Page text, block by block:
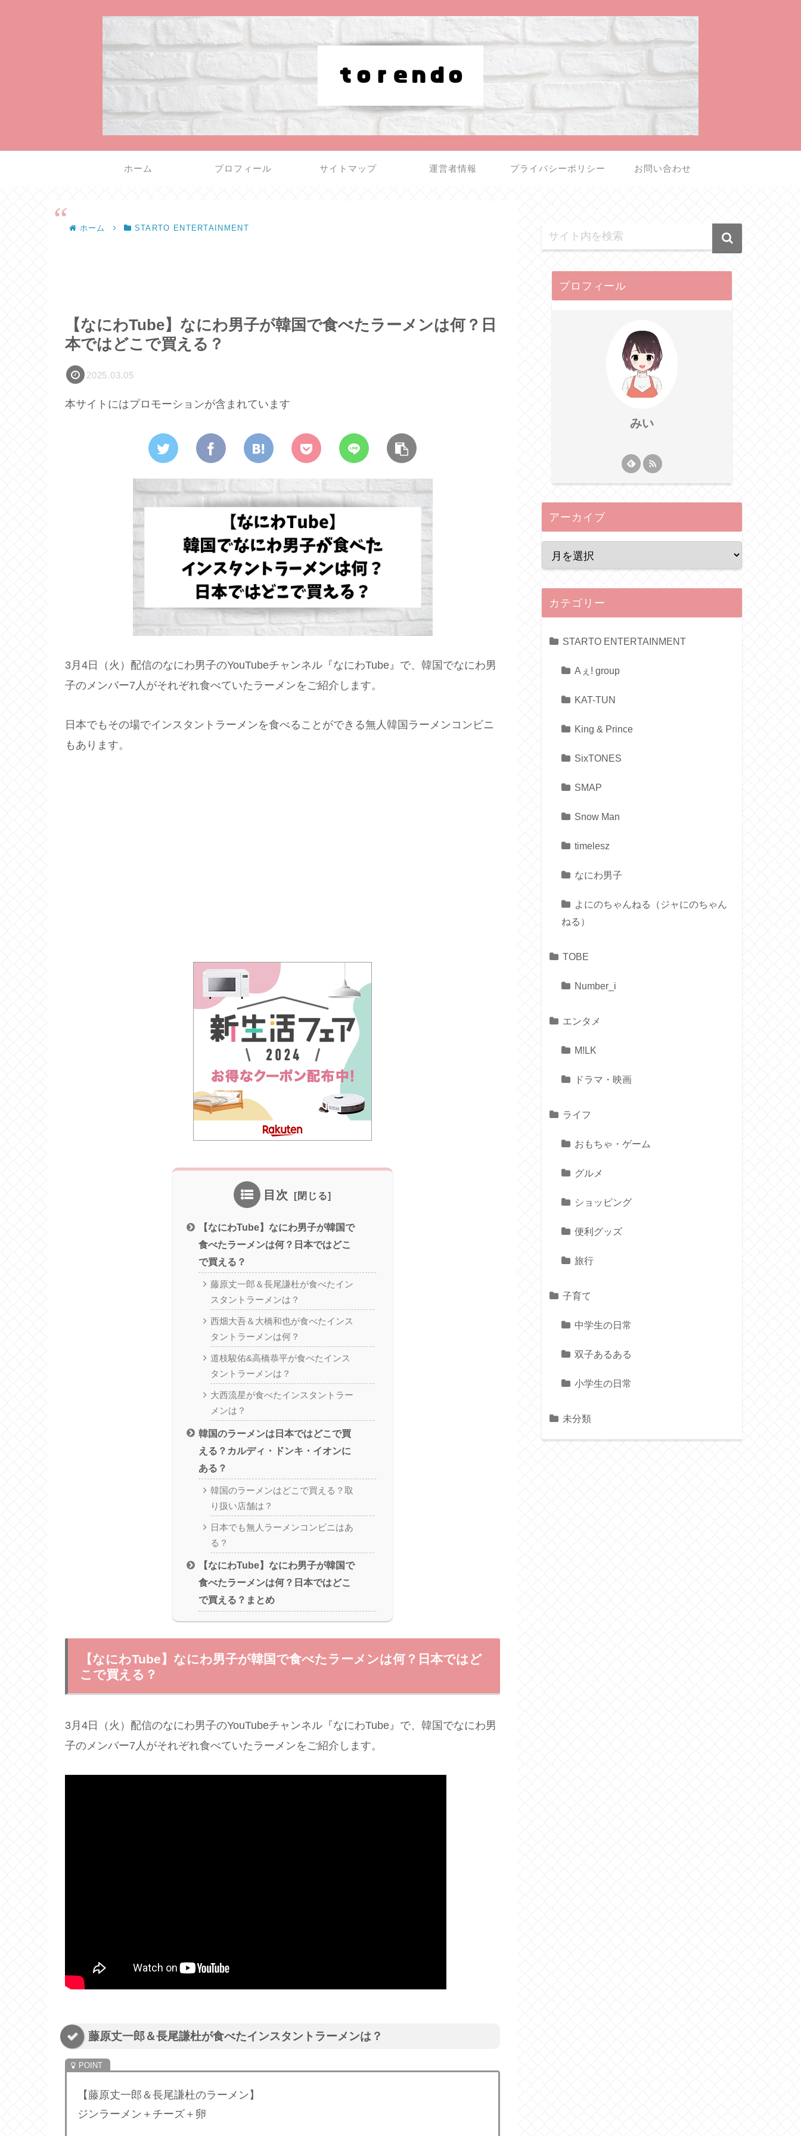
ホーム プロフィール サイトマップ 運営者情報 プライバシーポリシー お問い合わせ
ホーム STARTO ENTERTAINMENT
【なにわTube】なにわ男子が韓国で食べたラーメンは何？日
本ではどこで買える？
2025.03.05
本サイトにはプロモーションが含まれています
3月4日（火）配信のなにわ男子のYouTubeチャンネル『なにわTube』で、韓国でなにわ男
子のメンバー7人がそれぞれ食べていたラーメンをご紹介します。
日本でもその場でインスタントラーメンを食べることができる無人韓国ラーメンコンビニ
もあります。
目次
【なにわTube】なにわ男子が韓国で
食べたラーメンは何？日本ではどこ
で買える？
藤原丈一郎＆長尾謙杜が食べたイン
スタントラーメンは？
西畑大吾＆大橋和也が食べたインス
タントラーメンは何？
道枝駿佑&高橋恭平が食べたインス
タントラーメンは？
大西流星が食べたインスタントラー
メンは？
韓国のラーメンは日本ではどこで買
える？カルディ・ドンキ・イオンに
ある？
韓国のラーメンはどこで買える？取
り扱い店舗は？
日本でも無人ラーメンコンビニはあ
る？
【なにわTube】なにわ男子が韓国で
食べたラーメンは何？日本ではどこ
で買える？まとめ
【なにわTube】なにわ男子が韓国で食べたラーメンは何？日本ではど
こで買える？
3月4日（火）配信のなにわ男子のYouTubeチャンネル『なにわTube』で、韓国でなにわ男
子のメンバー7人がそれぞれ食べていたラーメンをご紹介します。
藤原丈一郎＆長尾謙杜が食べたインスタントラーメンは？
【藤原丈一郎＆長尾謙杜のラーメン】
ジンラーメン＋チーズ＋卵
プロフィール
みい
アーカイブ
カテゴリー
STARTO ENTERTAINMENT
Aぇ! group
KAT-TUN
King & Prince
SixTONES
SMAP
Snow Man
timelesz
なにわ男子
よにのちゃんねる（ジャにのちゃん
ねる）
TOBE
Number_i
エンタメ
M!LK
ドラマ・映画
ライフ
おもちゃ・ゲーム
グルメ
ショッピング
便利グッズ
旅行
子育て
中学生の日常
双子あるある
小学生の日常
未分類